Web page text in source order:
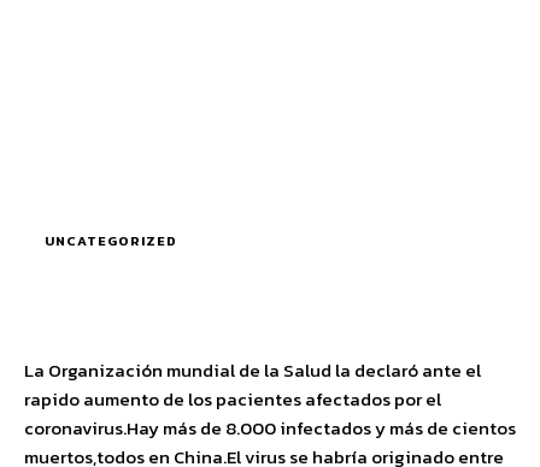
UNCATEGORIZED
La Organización mundial de la Salud la declaró ante el
rapido aumento de los pacientes afectados por el
coronavirus.Hay más de 8.000 infectados y más de cientos
muertos,todos en China.El virus se habría originado entre